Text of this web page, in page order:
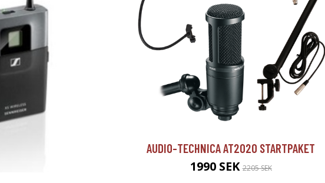
AUDIO-TECHNICA AT2020 STARTPAKET
1990 SEK2205 SEK